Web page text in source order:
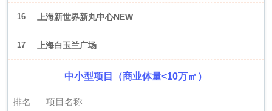
16 上海新世界新丸中心NEW
ONE
17 上海白玉兰广场
中小型项目（商业体量<10万㎡）
排名 项目名称